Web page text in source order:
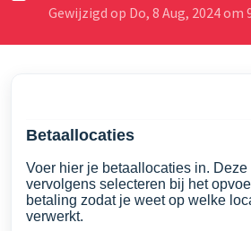
Gewijzigd op Do, 8 Aug, 2024 om
Betaallocaties
Voer hier je betaallocaties in.
vervolgens selecteren bij het
betaling zodat je weet op welke
verwerkt.